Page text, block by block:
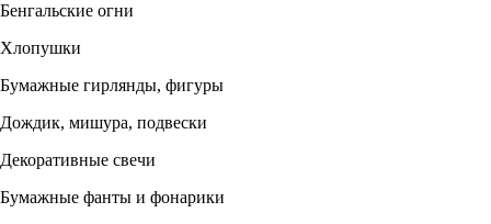
Бенгальские огни
Хлопушки
Бумажные гирлянды, фигуры
Дождик, мишура, подвески
Декоративные свечи
Бумажные фанты и фонарики